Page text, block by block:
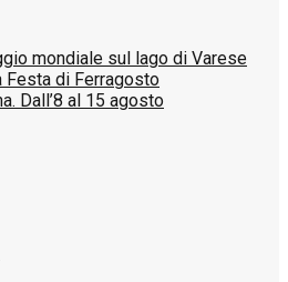
mondiale sul lago di Varese
Festa di Ferragosto
Dall’8 al 15 agosto